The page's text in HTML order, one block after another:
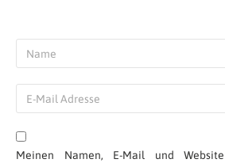
Meinen Namen, E-Mail und